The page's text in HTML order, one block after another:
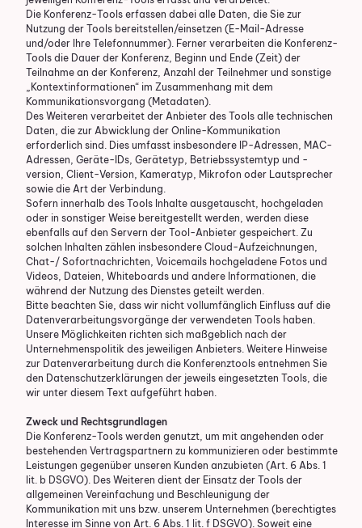
Die Konferenz-Tools erfassen dabei alle Daten, die Sie zur
Nutzung der Tools bereitstellen/einsetzen (E-Mail-Adresse
und/oder Ihre Telefonnummer). Ferner verarbeiten die Konferenz-
Tools die Dauer der Konferenz, Beginn und Ende (Zeit) der
Teilnahme an der Konferenz, Anzahl der Teilnehmer und sonstige
„Kontextinformationen“ im Zusammenhang mit dem
Kommunikationsvorgang (Metadaten).
Des Weiteren verarbeitet der Anbieter des Tools alle technischen
Daten, die zur Abwicklung der Online-Kommunikation
erforderlich sind. Dies umfasst insbesondere IP-Adressen, MAC-
Adressen, Geräte-IDs, Gerätetyp, Betriebssystemtyp und -
version, Client-Version, Kameratyp, Mikrofon oder Lautsprecher
sowie die Art der Verbindung.
Sofern innerhalb des Tools Inhalte ausgetauscht, hochgeladen
oder in sonstiger Weise bereitgestellt werden, werden diese
ebenfalls auf den Servern der Tool-Anbieter gespeichert. Zu
solchen Inhalten zählen insbesondere Cloud-Aufzeichnungen,
Chat-/ Sofortnachrichten, Voicemails hochgeladene Fotos und
Videos, Dateien, Whiteboards und andere Informationen, die
während der Nutzung des Dienstes geteilt werden.
Bitte beachten Sie, dass wir nicht vollumfänglich Einfluss auf die
Datenverarbeitungsvorgänge der verwendeten Tools haben.
Unsere Möglichkeiten richten sich maßgeblich nach der
Unternehmenspolitik des jeweiligen Anbieters. Weitere Hinweise
zur Datenverarbeitung durch die Konferenztools entnehmen Sie
den Datenschutzerklärungen der jeweils eingesetzten Tools, die
wir unter diesem Text aufgeführt haben.
Zweck und Rechtsgrundlagen
Die Konferenz-Tools werden genutzt, um mit angehenden oder
bestehenden Vertragspartnern zu kommunizieren oder bestimmte
Leistungen gegenüber unseren Kunden anzubieten (Art. 6 Abs. 1
lit. b DSGVO). Des Weiteren dient der Einsatz der Tools der
allgemeinen Vereinfachung und Beschleunigung der
Kommunikation mit uns bzw. unserem Unternehmen (berechtigtes
Interesse im Sinne von Art. 6 Abs. 1 lit. f DSGVO). Soweit eine